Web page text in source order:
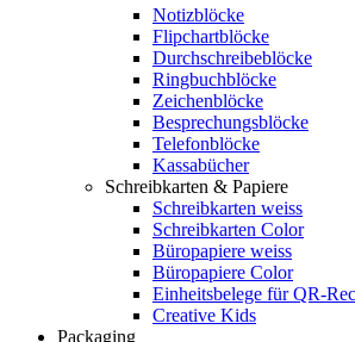
Notizblöcke
Flipchartblöcke
Durchschreibeblöcke
Ringbuchblöcke
Zeichenblöcke
Besprechungsblöcke
Telefonblöcke
Kassabücher
Schreibkarten & Papiere
Schreibkarten weiss
Schreibkarten Color
Büropapiere weiss
Büropapiere Color
Einheitsbelege für QR-
Creative Kids
Packaging